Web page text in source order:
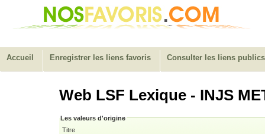
Accueil Enregistrer les liens favoris Consulter les liens publics
Web LSF Lexique - INJS
Les valeurs d'origine
Titre